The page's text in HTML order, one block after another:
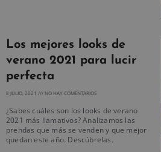
Los mejores looks de
verano 2021 para lucir
perfecta
8 JULIO, 2021 NO HAY COMENTARIOS
¿Sabes cuáles son los looks de verano
2021 más llamativos? Analizamos las
prendas que más se venden y que mejor
quedan este año. Descúbrelas.